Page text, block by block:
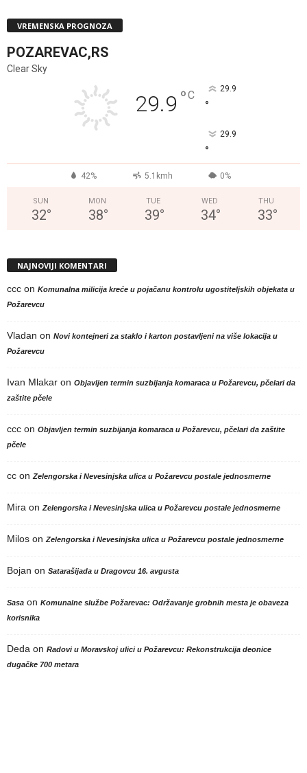
VREMENSKA PROGNOZA
POZAREVAC,RS
Clear Sky
29.9 °C 29.9
°
29.9
°
42% 5.1kmh 0%
SUN
32°
MON
38°
TUE
39°
WED
34°
THU
33°
NAJNOVIJI KOMENTARI
ccc on Komunalna milicija kreće u pojačanu kontrolu ugostiteljskih objekata u
Požarevcu
Vladan on Novi kontejneri za staklo i karton postavljeni na više lokacija u
Požarevcu
Ivan Mlakar on Objavljen termin suzbijanja komaraca u Požarevcu, pčelari da
zaštite pčele
ccc on Objavljen termin suzbijanja komaraca u Požarevcu, pčelari da zaštite
pčele
cc on Zelengorska i Nevesinjska ulica u Požarevcu postale jednosmerne
Mira on Zelengorska i Nevesinjska ulica u Požarevcu postale jednosmerne
Milos on Zelengorska i Nevesinjska ulica u Požarevcu postale jednosmerne
Bojan on Satarašijada u Dragovcu 16. avgusta
Sasa on Komunalne službe Požarevac: Održavanje grobnih mesta je obaveza
korisnika
Deda on Radovi u Moravskoj ulici u Požarevcu: Rekonstrukcija deonice
dugačke 700 metara